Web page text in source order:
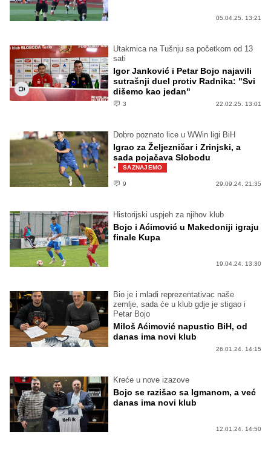
05.04.25. 13:21
Utakmica na Tušnju sa početkom od 13
sati
Igor Janković i Petar Bojo najavili
sutrašnji duel protiv Radnika: "Svi
dišemo kao jedan"
3 22.02.25. 13:01
Dobro poznato lice u WWin ligi BiH
Igrao za Željezničar i Zrinjski, a
sada pojačava Slobodu
· SAZNAJEMO
9 29.09.24. 21:35
Historijski uspjeh za njihov klub
Bojo i Aćimović u Makedoniji igraju
finale Kupa
19.04.24. 13:30
Bio je i mladi reprezentativac naše
zemlje, sada će u klub gdje je stigao i
Petar Bojo
Miloš Aćimović napustio BiH, od
danas ima novi klub
26.01.24. 14:15
Kreće u nove izazove
Bojo se razišao sa Igmanom, a već
danas ima novi klub
12.01.24. 14:50